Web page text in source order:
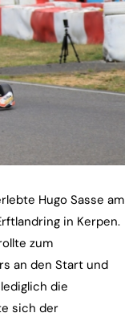
Hugo Sasse am
in Kerpen.
zum
an den Start und
die
sich der